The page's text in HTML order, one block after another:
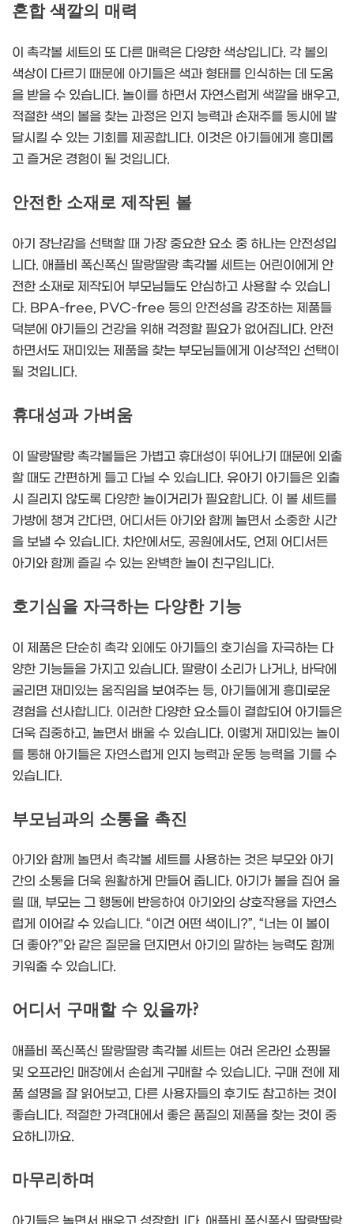
혼합 색깔의 매력
이 촉각볼 세트의 또 다른 매력은 다양한 색상입니다. 각 볼의
색상이 다르기 때문에 아기들은 색과 형태를 인식하는 데 도움
을 받을 수 있습니다. 놀이를 하면서 자연스럽게 색깔을 배우고,
적절한 색의 볼을 찾는 과정은 인지 능력과 손재주를 동시에 발
달시킬 수 있는 기회를 제공합니다. 이것은 아기들에게 흥미롭
고 즐거운 경험이 될 것입니다.
안전한 소재로 제작된 볼
아기 장난감을 선택할 때 가장 중요한 요소 중 하나는 안전성입
니다. 애플비 폭신폭신 딸랑딸랑 촉각볼 세트는 어린이에게 안
전한 소재로 제작되어 부모님들도 안심하고 사용할 수 있습니
다. BPA-free, PVC-free 등의 안전성을 강조하는 제품들
덕분에 아기들의 건강을 위해 걱정할 필요가 없어집니다. 안전
하면서도 재미있는 제품을 찾는 부모님들에게 이상적인 선택이
될 것입니다.
휴대성과 가벼움
이 딸랑딸랑 촉각볼들은 가볍고 휴대성이 뛰어나기 때문에 외출
할 때도 간편하게 들고 다닐 수 있습니다. 유아기 아기들은 외출
시 질리지 않도록 다양한 놀이거리가 필요합니다. 이 볼 세트를
가방에 챙겨 간다면, 어디서든 아기와 함께 놀면서 소중한 시간
을 보낼 수 있습니다. 차안에서도, 공원에서도, 언제 어디서든
아기와 함께 즐길 수 있는 완벽한 놀이 친구입니다.
호기심을 자극하는 다양한 기능
이 제품은 단순히 촉각 외에도 아기들의 호기심을 자극하는 다
양한 기능들을 가지고 있습니다. 딸랑이 소리가 나거나, 바닥에
굴리면 재미있는 움직임을 보여주는 등, 아기들에게 흥미로운
경험을 선사합니다. 이러한 다양한 요소들이 결합되어 아기들은
더욱 집중하고, 놀면서 배울 수 있습니다. 이렇게 재미있는 놀이
를 통해 아기들은 자연스럽게 인지 능력과 운동 능력을 기를 수
있습니다.
부모님과의 소통을 촉진
아기와 함께 놀면서 촉각볼 세트를 사용하는 것은 부모와 아기
간의 소통을 더욱 원활하게 만들어 줍니다. 아기가 볼을 집어 올
릴 때, 부모는 그 행동에 반응하여 아기와의 상호작용을 자연스
럽게 이어갈 수 있습니다. “이건 어떤 색이니?”, “너는 이 볼이
더 좋아?”와 같은 질문을 던지면서 아기의 말하는 능력도 함께
키워줄 수 있습니다.
어디서 구매할 수 있을까?
애플비 폭신폭신 딸랑딸랑 촉각볼 세트는 여러 온라인 쇼핑몰
및 오프라인 매장에서 손쉽게 구매할 수 있습니다. 구매 전에 제
품 설명을 잘 읽어보고, 다른 사용자들의 후기도 참고하는 것이
좋습니다. 적절한 가격대에서 좋은 품질의 제품을 찾는 것이 중
요하니까요.
마무리하며